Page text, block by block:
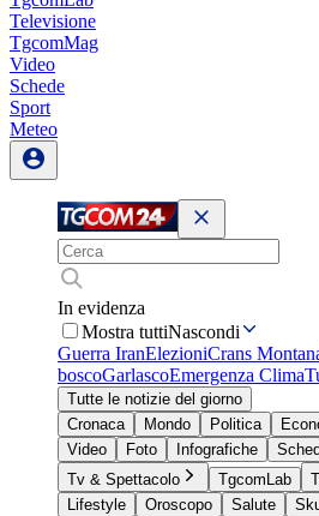
Televisione
TgcomMag
Video
Schede
Sport
Meteo
In evidenza
Mostra tuttiNascondi
Guerra IranElezioniCrans
boscoGarlascoEmergenza Clima
Tutte le notizie del giorno
Cronaca
Mondo Politica
Video
Foto Infografiche
Tv & Spettacolo
TgcomLab
Lifestyle
Oroscopo Salute